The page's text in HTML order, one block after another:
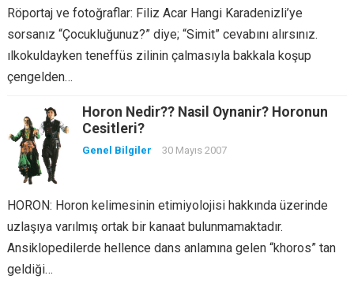
Röportaj ve fotoğraflar: Filiz Acar Hangi Karadenizli’ye
sorsanız “Çocukluğunuz?” diye; “Simit” cevabını alırsınız.
ılkokuldayken teneffüs zilinin çalmasıyla bakkala koşup
çengelden…
Horon Nedir?? Nasil Oynanir? Horonun
Cesitleri?
Genel Bilgiler 30 Mayıs 2007
HORON: Horon kelimesinin etimiyolojisi hakkında üzerinde
uzlaşıya varılmış ortak bir kanaat bulunmamaktadır.
Ansiklopedilerde hellence dans anlamına gelen “khoros” tan
geldiği…